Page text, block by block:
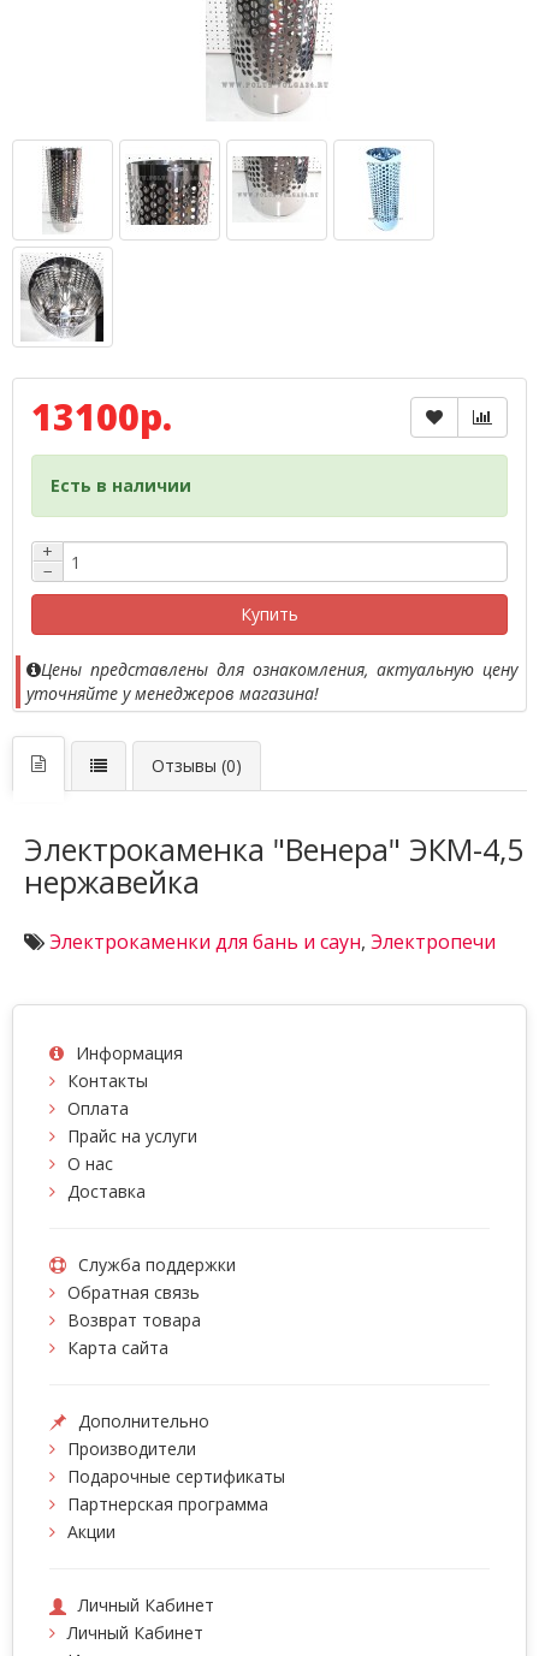
13100р.
Есть в наличии
+
−
Купить
Цены представлены для ознакомления, актуальную цену
уточняйте у менеджеров магазина!
Отзывы (0)
Электрокаменка "Венера" ЭКМ-4,5
нержавейка
Электрокаменки для бань и саун, Электропечи
Информация
Контакты
Оплата
Прайс на услуги
О нас
Доставка
Служба поддержки
Обратная связь
Возврат товара
Карта сайта
Дополнительно
Производители
Подарочные сертификаты
Партнерская программа
Акции
Личный Кабинет
Личный Кабинет